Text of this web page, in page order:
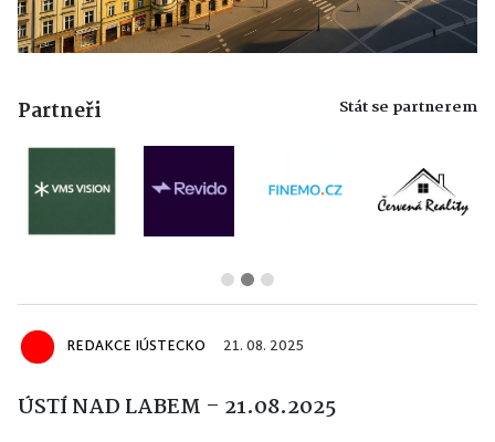
Partneři Stát se partnerem
REDAKCE IÚSTECKO 21. 08. 2025
ÚSTÍ NAD LABEM – 21.08.2025